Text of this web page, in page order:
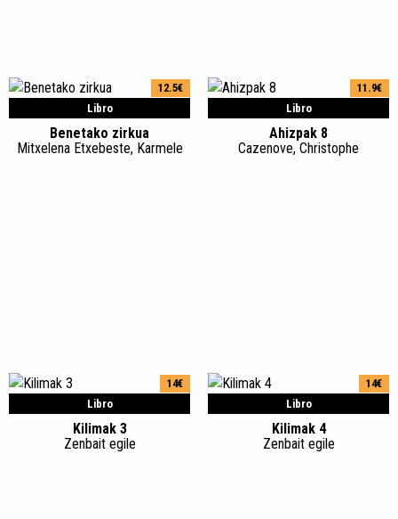
Libro
12.5€
Benetako zirkua
Mitxelena Etxebeste, Karmele
Libro
11.9€
Ahizpak 8
Cazenove, Christophe
Libro
14€
Kilimak 3
Zenbait egile
Libro
14€
Kilimak 4
Zenbait egile